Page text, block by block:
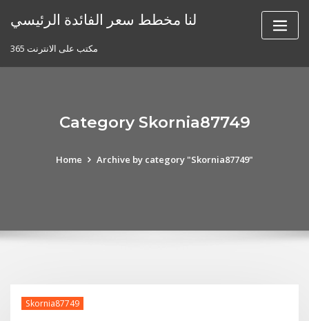
لنا مخطط سعر الفائدة الرئيسي
مكتب على الانترنت 365
Category Skornia87749
Home Archive by category "Skornia87749"
Skornia87749